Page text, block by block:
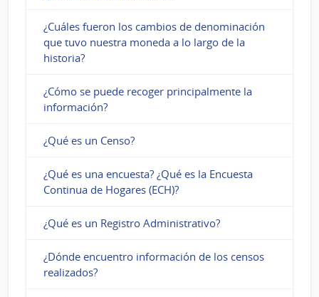
¿Cuáles fueron los cambios de denominación
que tuvo nuestra moneda a lo largo de la
historia?
¿Cómo se puede recoger principalmente la
información?
¿Qué es un Censo?
¿Qué es una encuesta? ¿Qué es la Encuesta
Continua de Hogares (ECH)?
¿Qué es un Registro Administrativo?
¿Dónde encuentro información de los censos
realizados?